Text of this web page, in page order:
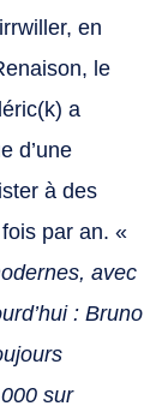
en
le
a
d’une
à des
par an. «
avec
: Bruno
sur